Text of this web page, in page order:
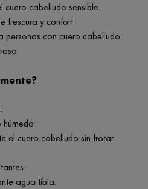
cabelludo sensible
frescura y confort
con cuero cabelludo
el cuero cabelludo sin frotar
agua tibia.